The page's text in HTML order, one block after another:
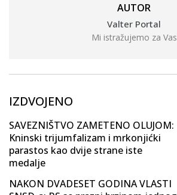
AUTOR
Valter Portal
Mi istražujemo za Vas
IZDVOJENO
SAVEZNIŠTVO ZAMETENO OLUJOM:
Kninski trijumfalizam i mrkonjićki
parastos kao dvije strane iste
medalje
NAKON DVADESET GODINA VLASTI